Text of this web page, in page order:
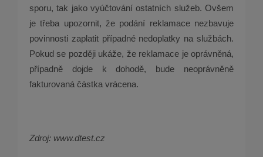
sporu, tak jako vyúčtování ostatních služeb. Ovšem
je třeba upozornit, že podání reklamace nezbavuje
povinnosti zaplatit případné nedoplatky na službách.
Pokud se později ukáže, že reklamace je oprávněná,
případně dojde k dohodě, bude neoprávněně
fakturovaná částka vrácena.
Zdroj: www.dtest.cz